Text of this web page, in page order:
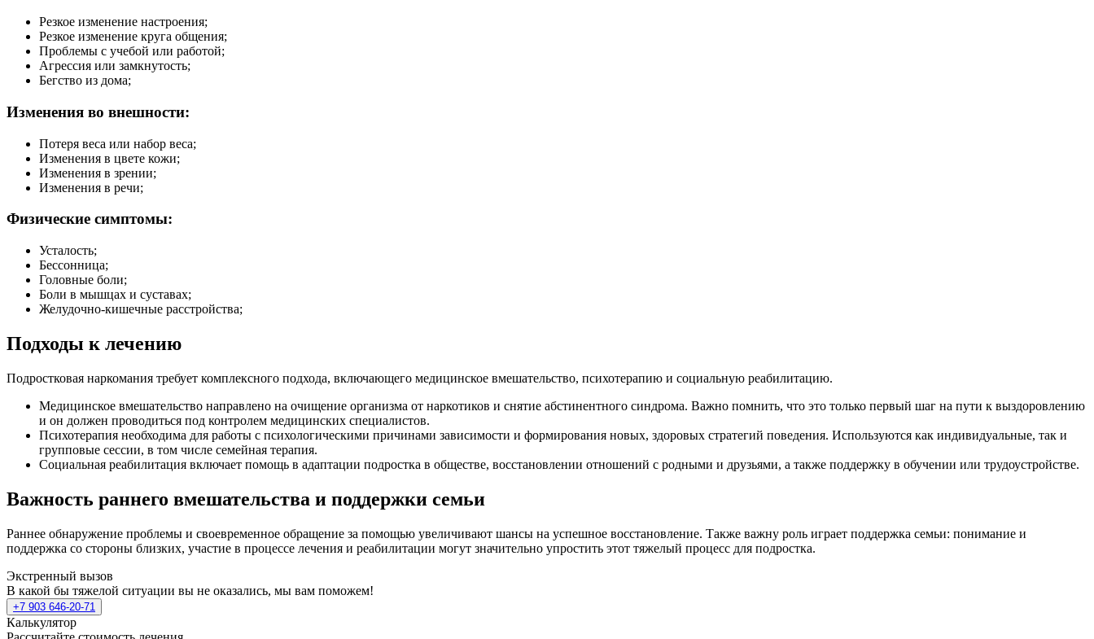
Резкое изменение настроения;
Резкое изменение круга общения;
Проблемы с учебой или работой;
Агрессия или замкнутость;
Бегство из дома;
Изменения во внешности:
Потеря веса или набор веса;
Изменения в цвете кожи;
Изменения в зрении;
Изменения в речи;
Физические симптомы:
Усталость;
Бессонница;
Головные боли;
Боли в мышцах и суставах;
Желудочно-кишечные расстройства;
Подходы к лечению
Подростковая наркомания требует комплексного подхода, включающего медицинское вмешательство, психотерапию и социальную реабилитацию.
Медицинское вмешательство направлено на очищение организма от наркотиков и снятие абстинентного синдрома. Важно помнить, что это только первый шаг на пути к выздоровлению
и он должен проводиться под контролем медицинских специалистов.
Психотерапия необходима для работы с психологическими причинами зависимости и формирования новых, здоровых стратегий поведения. Используются как индивидуальные, так и
групповые сессии, в том числе семейная терапия.
Социальная реабилитация включает помощь в адаптации подростка в обществе, восстановлении отношений с родными и друзьями, а также поддержку в обучении или трудоустройстве.
Важность раннего вмешательства и поддержки семьи
Раннее обнаружение проблемы и своевременное обращение за помощью увеличивают шансы на успешное восстановление. Также важну роль играет поддержка семьи: понимание и
поддержка со стороны близких, участие в процессе лечения и реабилитации могут значительно упростить этот тяжелый процесс для подростка.
Экстренный вызов
В какой бы тяжелой ситуации вы не оказались, мы вам поможем!
+7 903 646-20-71
Калькулятор